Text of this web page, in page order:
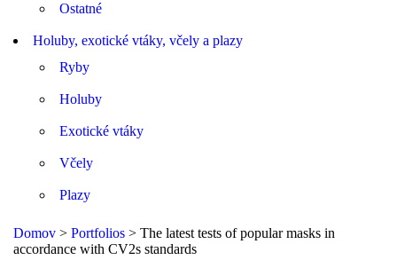
Ostatné
Holuby, exotické vtáky, včely a plazy
Ryby
Holuby
Exotické vtáky
Včely
Plazy
Domov > Portfolios > The latest tests of popular masks in
accordance with CV2s standards